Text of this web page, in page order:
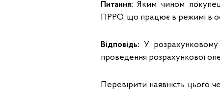
Питання: Яким чином
ПРРО, що працює в режимі в
Відповідь: У розрахунковому
проведення розрахункової
Перевірити наявність цього